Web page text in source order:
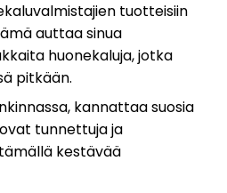
tuotteisiin
auttaa sinua
huonekaluja, jotka
pitkään.
kannattaa suosia
tunnettuja ja
kestävää